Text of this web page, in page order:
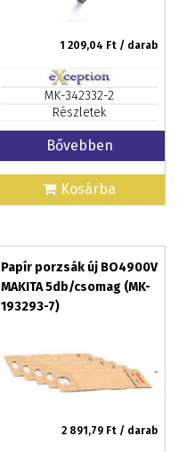
1 209,04 Ft / darab
MK-342332-2
Részletek
Bővebben
Kosárba
Papír porzsák új BO4900V
MAKITA 5db/csomag (MK-
193293-7)
2 891,79 Ft / darab